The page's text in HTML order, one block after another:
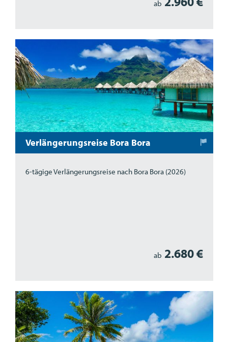
ab
Verlängerungsreise Bora Bora
6-tägige Verlängerungsreise nach Bora Bora (2026)
ab 2.680 €